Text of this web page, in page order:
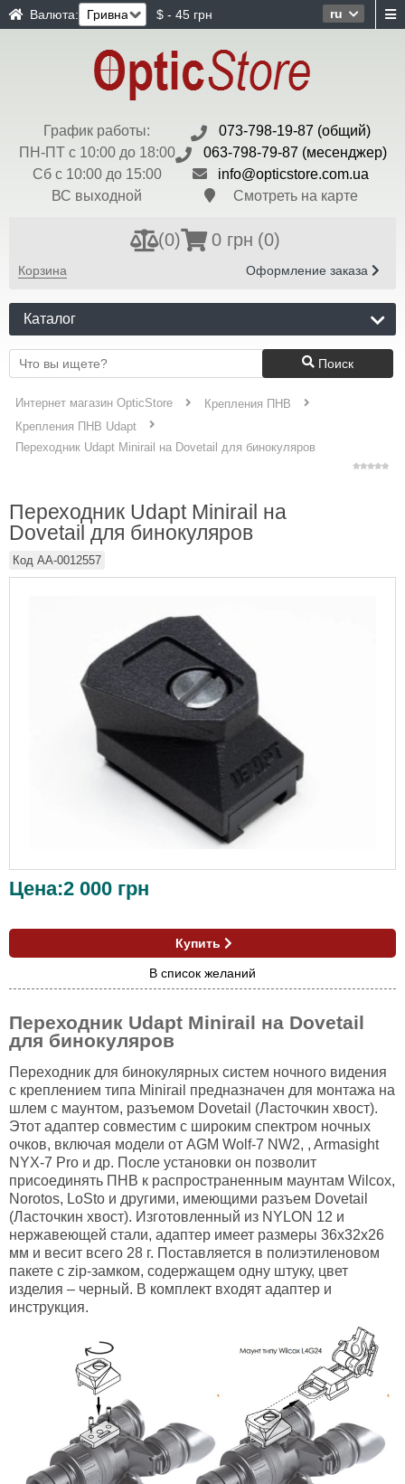
ru
Валюта: $ - 45 грн
График работы:
ПН-ПТ с 10:00 до 18:00
Сб с 10:00 до 15:00
ВС выходной
073-798-19-87 (общий)
063-798-79-87 (месенджер)
info@opticstore.com.ua
Смотреть на карте
(0) 0 грн (0)
Корзина Оформление заказа
Каталог
Поиск
Интернет магазин OpticStore
Крепления ПНВ
Крепления ПНВ Udapt
Переходник Udapt Minirail на Dovetail для бинокуляров
Переходник Udapt Minirail на
Dovetail для бинокуляров
Код AA-0012557
Цена:2 000 грн
Купить
В список желаний
Переходник Udapt Minirail на Dovetail
для бинокуляров
Переходник для бинокулярных систем ночного видения
с креплением типа Minirail предназначен для монтажа на
шлем с маунтом, разъемом Dovetail (Ласточкин хвост).
Этот адаптер совместим с широким спектром ночных
очков, включая модели от AGM Wolf-7 NW2, , Armasight
NYX-7 Pro и др. После установки он позволит
присоединять ПНВ к распространенным маунтам Wilcox,
Norotos, LoSto и другими, имеющими разъем Dovetail
(Ласточкин хвост). Изготовленный из NYLON 12 и
нержавеющей стали, адаптер имеет размеры 36х32х26
мм и весит всего 28 г. Поставляется в полиэтиленовом
пакете с zip-замком, содержащем одну штуку, цвет
изделия – черный. В комплект входят адаптер и
инструкция.